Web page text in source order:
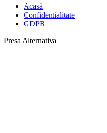
Acasă
Confidentialitate
GDPR
Presa Alternativa